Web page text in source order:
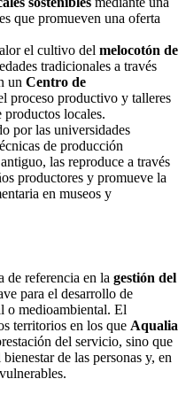
que promueven una oferta
el cultivo del melocotón de
tradicionales a través
un Centro de
proceso productivo y talleres
productos locales.
por las universidades
de producción
las reproduce a través
productores y promueve la
en museos y
de referencia en la gestión del
para el desarrollo de
o medioambiental. El
territorios en los que Aqualia
del servicio, sino que
de las personas y, en